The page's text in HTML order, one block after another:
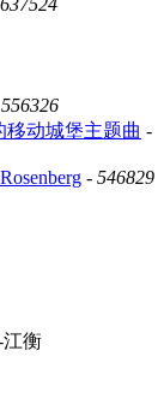
637524
556326
移动城堡主题曲 -
- 546829
江衡